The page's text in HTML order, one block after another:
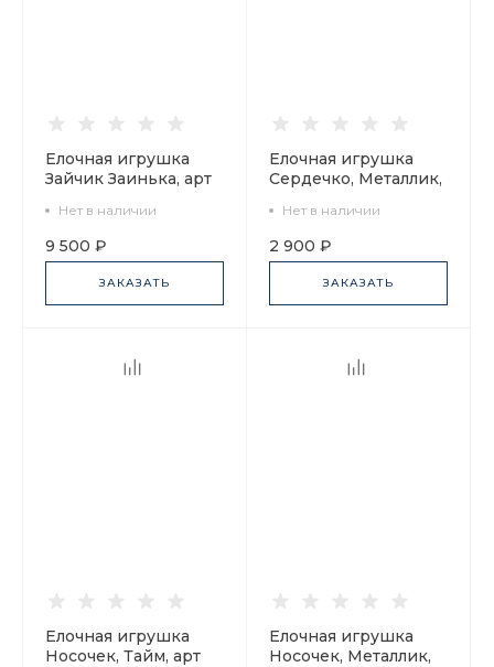
Елочная игрушка
Зайчик Заинька, арт
Нет в наличии
9 500 ₽
ЗАКАЗАТЬ
Елочная игрушка
Сердечко, Металлик,
Нет в наличии
2 900 ₽
ЗАКАЗАТЬ
Елочная игрушка
Носочек, Тайм, арт
Елочная игрушка
Носочек, Металлик,